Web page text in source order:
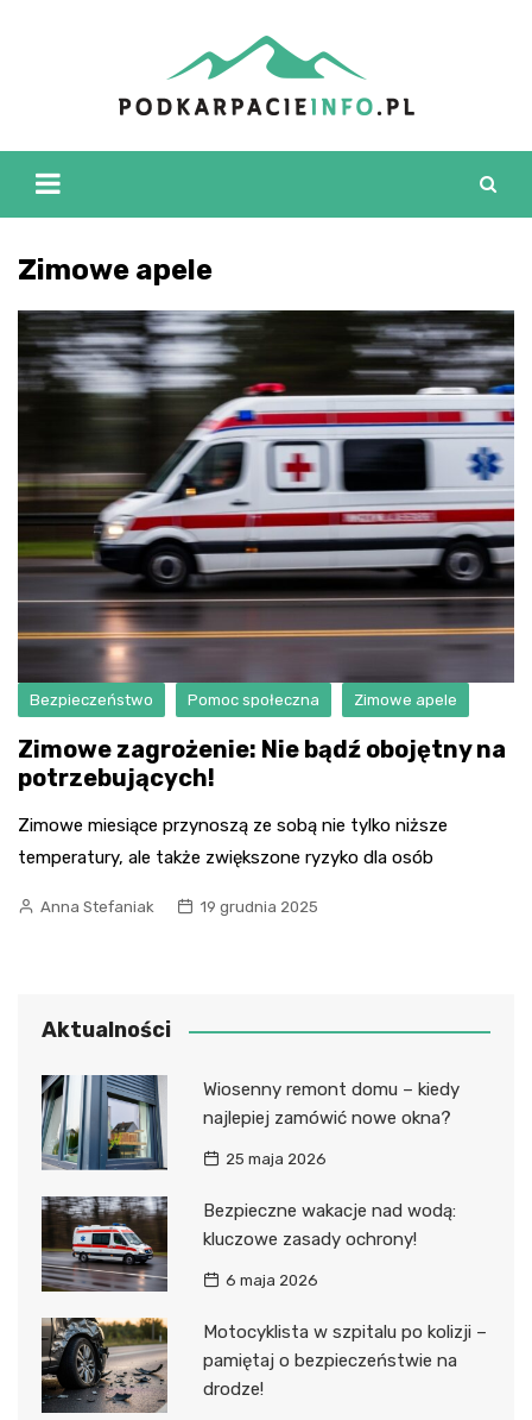
Zimowe apele
Bezpieczeństwo Pomoc społeczna Zimowe apele
Zimowe zagrożenie: Nie bądź obojętny na
potrzebujących!
Zimowe miesiące przynoszą ze sobą nie tylko niższe
temperatury, ale także zwiększone ryzyko dla osób
Anna Stefaniak 19 grudnia 2025
Aktualności
Wiosenny remont domu – kiedy
najlepiej zamówić nowe okna?
25 maja 2026
Bezpieczne wakacje nad wodą:
kluczowe zasady ochrony!
6 maja 2026
Motocyklista w szpitalu po kolizji –
pamiętaj o bezpieczeństwie na
drodze!